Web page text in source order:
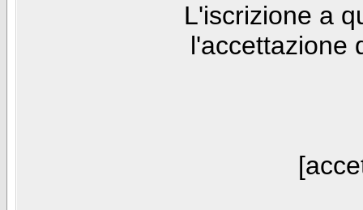
L'iscrizione a
l'accettazione